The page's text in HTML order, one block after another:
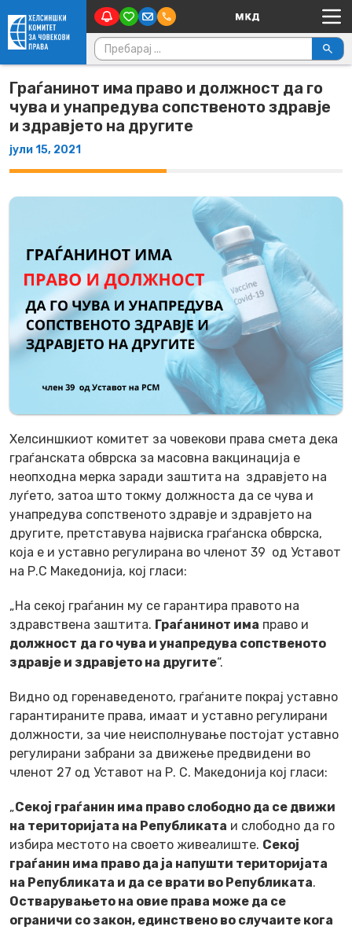
Skip to content Main Navigation
Пребарувај за:
Граѓанинот има право и должност да го
чува и унапредува сопственото здравје
и здравјето на другите
јули 15, 2021
Хелсиншкиот комитет за човекови права смета дека
граѓанската обврска за масовна вакцинација е
неопходна мерка заради заштита на здравјето на
луѓето, затоа што токму должноста да се чува и
унапредува сопственото здравје и здравјето на
другите, претставува највиска граѓанска обврска,
која е и уставно регулирана во членот 39 од Уставот
на Р.С Македонија, кој гласи:
„На секој граѓанин му се гарантира правото на
здравствена заштита. Граѓанинот има право и
должност да го чува и унапредува сопственото
здравје и здравјето на другите“.
Видно од горенаведеното, граѓаните покрај уставно
гарантираните права, имаат и уставно регулирани
должности, за чие неисполнување постојат уставно
регулирани забрани за движење предвидени во
членот 27 од Уставот на Р. С. Македонија кој гласи:
„Секој граѓанин има право слободно да се движи
на територијата на Републиката и слободно да го
избира местото на своето живеалиште. Секој
граѓанин има право да ја напушти територијата
на Републиката и да се врати во Републиката.
Остварувањето на овие права може да се
ограничи со закон, единствено во случаите кога